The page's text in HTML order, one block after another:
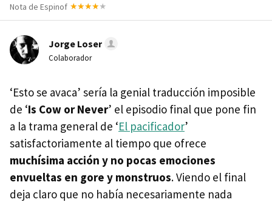
Nota de Espinof
Jorge Loser
Colaborador
‘Esto se avaca’ sería la genial traducción imposible
de ‘Is Cow or Never’ el episodio final que pone fin
a la trama general de ‘El pacificador’
satisfactoriamente al tiempo que ofrece
muchísima acción y no pocas emociones
envueltas en gore y monstruos. Viendo el final
deja claro que no había necesariamente nada